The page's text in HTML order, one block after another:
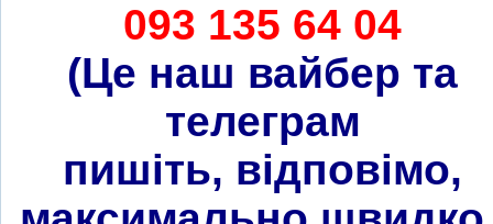
093 135 64 04
(Це наш вайбер та
телеграм
пишіть, відповімо,